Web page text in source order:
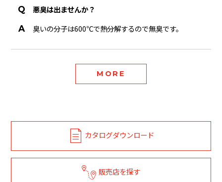
悪臭は出ませんか？
臭いの分子は600℃で熱分解するので無臭です。
MORE
カタログダウンロード
販売店を探す